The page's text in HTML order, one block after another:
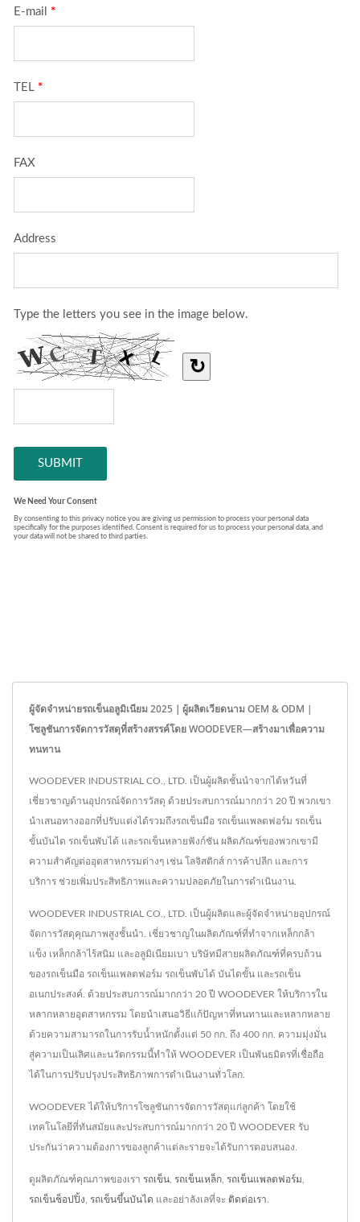
ผู้จัดจำหน่ายรถเข็นอลูมิเนียม 2025｜ผู้ผลิตเวียดนาม OEM & ODM |
โซลูชันการจัดการวัสดุที่สร้างสรรค์โดย WOODEVER—สร้างมาเพื่อความ
ทนทาน
WOODEVER INDUSTRIAL CO., LTD. เป็นผู้ผลิตชั้นนำจากไต้หวันที่
เชี่ยวชาญด้านอุปกรณ์จัดการวัสดุ ด้วยประสบการณ์มากกว่า 20 ปี พวกเขา
นำเสนอทางออกที่ปรับแต่งได้รวมถึงรถเข็นมือ รถเข็นแพลตฟอร์ม รถเข็น
ขั้นบันได รถเข็นพับได้ และรถเข็นหลายฟังก์ชัน ผลิตภัณฑ์ของพวกเขามี
ความสำคัญต่ออุตสาหกรรมต่างๆ เช่น โลจิสติกส์ การค้าปลีก และการ
บริการ ช่วยเพิ่มประสิทธิภาพและความปลอดภัยในการดำเนินงาน.
WOODEVER INDUSTRIAL CO., LTD. เป็นผู้ผลิตและผู้จัดจำหน่ายอุปกรณ์
จัดการวัสดุคุณภาพสูงชั้นนำ. เชี่ยวชาญในผลิตภัณฑ์ที่ทำจากเหล็กกล้า
แข็ง เหล็กกล้าไร้สนิม และอลูมิเนียมเบา บริษัทมีสายผลิตภัณฑ์ที่ครบถ้วน
ของรถเข็นมือ รถเข็นแพลตฟอร์ม รถเข็นพับได้ บันไดขั้น และรถเข็น
อเนกประสงค์. ด้วยประสบการณ์มากกว่า 20 ปี WOODEVER ให้บริการใน
หลากหลายอุตสาหกรรม โดยนำเสนอวิธีแก้ปัญหาที่ทนทานและหลากหลาย
ด้วยความสามารถในการรับน้ำหนักตั้งแต่ 50 กก. ถึง 400 กก. ความมุ่งมั่น
สู่ความเป็นเลิศและนวัตกรรมนี้ทำให้ WOODEVER เป็นพันธมิตรที่เชื่อถือ
ได้ในการปรับปรุงประสิทธิภาพการดำเนินงานทั่วโลก.
WOODEVER ได้ให้บริการโซลูชันการจัดการวัสดุแก่ลูกค้า โดยใช้
เทคโนโลยีที่ทันสมัยและประสบการณ์มากกว่า 20 ปี WOODEVER รับ
ประกันว่าความต้องการของลูกค้าแต่ละรายจะได้รับการตอบสนอง.
ดูผลิตภัณฑ์คุณภาพของเรา รถเข็น รถเข็นเหล็ก รถเข็นแพลตฟอร์ม
รถเข็นช็อปปิ้ง รถเข็นขึ้นบันได และอย่าลังเลที่จะ ติดต่อเรา